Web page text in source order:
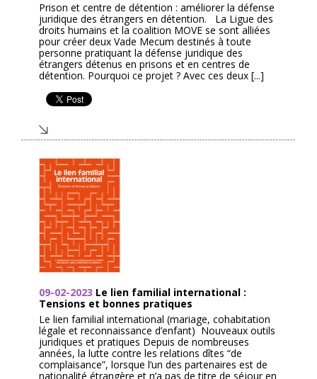
Prison et centre de détention : améliorer la défense
juridique des étrangers en détention. La Ligue des
droits humains et la coalition MOVE se sont alliées
pour créer deux Vade Mecum destinés à toute
personne pratiquant la défense juridique des
étrangers détenus en prisons et en centres de
détention. Pourquoi ce projet ? Avec ces deux [...]
09-02-2023 Le lien familial international :
Tensions et bonnes pratiques
Le lien familial international (mariage, cohabitation
légale et reconnaissance d’enfant) Nouveaux outils
juridiques et pratiques Depuis de nombreuses
années, la lutte contre les relations dîtes “de
complaisance”, lorsque l’un des partenaires est de
nationalité étrangère et n’a pas de titre de séjour en